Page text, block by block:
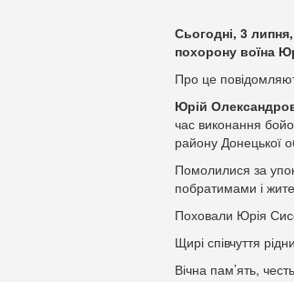
Сьогодні, 3
похорону воїна
Про це
Юрій
час виконання
району Донецької
Помолилися за
побратимами і
Поховали Юрія
Щирі співчуття
Вічна пам’ять,